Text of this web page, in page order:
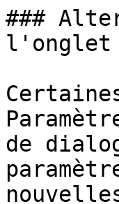
###
l'onglet
de